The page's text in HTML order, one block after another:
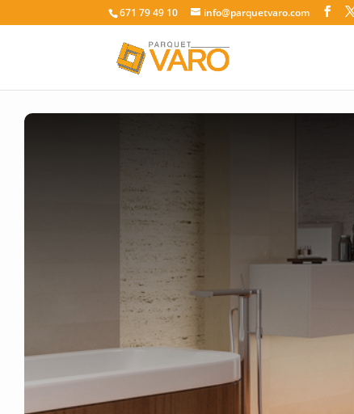
671 79 49 10 info@parquetvaro.com